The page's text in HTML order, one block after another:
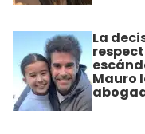
La
Mauro